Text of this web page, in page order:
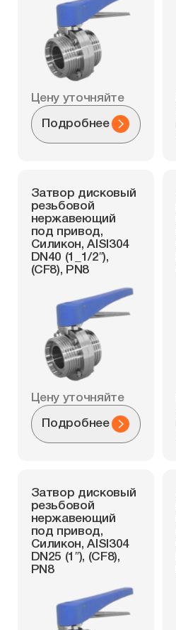
Цену уточняйте
Подробнее
Затвор дисковый
резьбовой
нержавеющий
под привод,
Силикон, AISI304
DN40 (1_1/2″),
(CF8), PN8
Цену уточняйте
Подробнее
Затвор дисковый
резьбовой
нержавеющий
под привод,
Силикон, AISI304
DN25 (1″), (CF8),
PN8